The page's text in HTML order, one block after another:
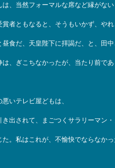
、当然フォーマルな席など縁がな
賞者ともなると、そうもいかず、や
昼食だ、天皇陛下に拝謁だ、と、田
は、ぎこちなかったが、当たり前で
いテレビ屋どもは、
き出されて、まごつくサラリーマン
た。私はこれが、不愉快でならなか